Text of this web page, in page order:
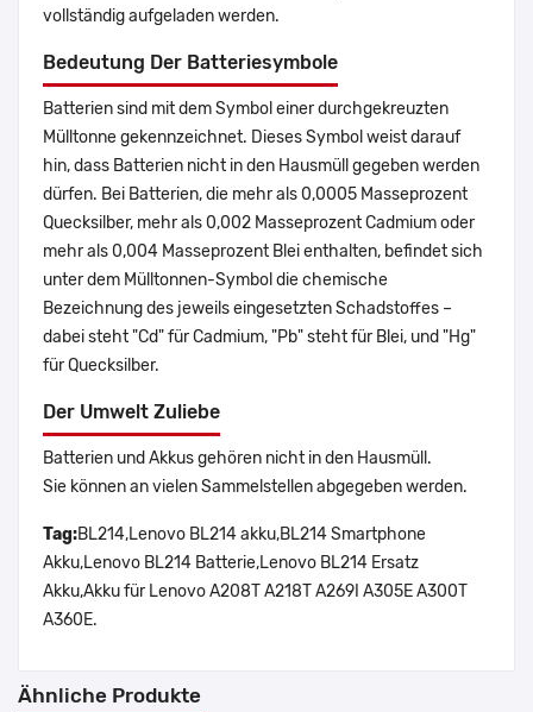
vollständig aufgeladen werden.
Bedeutung Der Batteriesymbole
Batterien sind mit dem Symbol einer durchgekreuzten
Mülltonne gekennzeichnet. Dieses Symbol weist darauf
hin, dass Batterien nicht in den Hausmüll gegeben werden
dürfen. Bei Batterien, die mehr als 0,0005 Masseprozent
Quecksilber, mehr als 0,002 Masseprozent Cadmium oder
mehr als 0,004 Masseprozent Blei enthalten, befindet sich
unter dem Mülltonnen-Symbol die chemische
Bezeichnung des jeweils eingesetzten Schadstoffes –
dabei steht "Cd" für Cadmium, "Pb" steht für Blei, und "Hg"
für Quecksilber.
Der Umwelt Zuliebe
Batterien und Akkus gehören nicht in den Hausmüll.
Sie können an vielen Sammelstellen abgegeben werden.
Tag:BL214,Lenovo BL214 akku,BL214 Smartphone
Akku,Lenovo BL214 Batterie,Lenovo BL214 Ersatz
Akku,Akku für Lenovo A208T A218T A269I A305E A300T
A360E.
Ähnliche Produkte